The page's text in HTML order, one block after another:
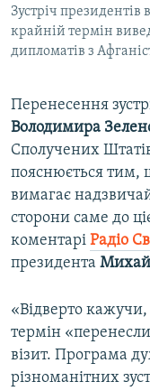
ІНФОГРАФІКА
ДОЛУЧАЙСЯ!
Усі сайти RFE/RL
Зустріч президентів
крайній термін
дипломатів з
Перенесення
Володимира
Сполучених
пояснюється тим,
вимагає
сторони саме до
коментарі Радіо
президента
«Відверто
термін
візит. Програма
різноманітних